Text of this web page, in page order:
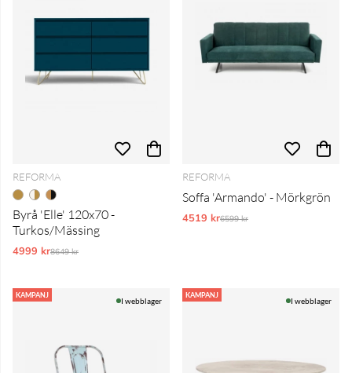
REFORMA
Byrå 'Elle' 120x70 -
Turkos/Mässing
4999 krOrdinarie pris:
8649 kr
REFORMA
Soffa 'Armando' - Mörkgrön
4519 krOrdinarie pris:
6599 kr
KAMPANJ
I webblager
KAMPANJ
I webblager